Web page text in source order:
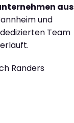
aus
und
Team
Randers